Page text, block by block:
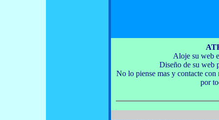
Aloje su web
Diseño de su web
No lo piense mas y contacte
por